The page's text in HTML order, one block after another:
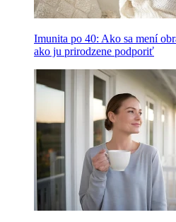
Imunita po 40: Ako sa mení
ako ju prirodzene podporiť